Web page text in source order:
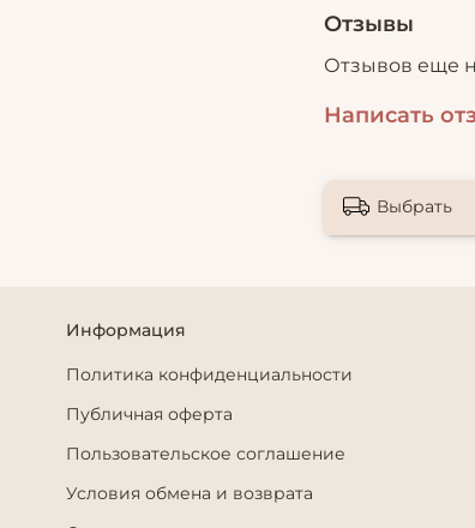
Отзывы
Отзывов еще
Написать
Выбрать
Информация
Политика конфиденциальности
Публичная оферта
Пользовательское соглашение
Условия обмена и возврата